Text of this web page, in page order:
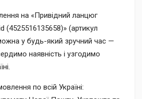
на «Привідний ланцюг
(4525516135658)» (артикул
у будь-який зручний час —
наявність і узгодимо
по всій Україні: